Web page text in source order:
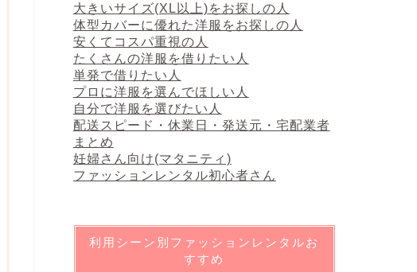
大きいサイズ(XL以上)をお探しの人
体型カバーに優れた洋服をお探しの人
安くてコスパ重視の人
たくさんの洋服を借りたい人
単発で借りたい人
プロに洋服を選んでほしい人
自分で洋服を選びたい人
配送スピード・休業日・発送元・宅配業者
まとめ
妊婦さん向け(マタニティ)
ファッションレンタル初心者さん
利用シーン別ファッションレンタルお
すすめ